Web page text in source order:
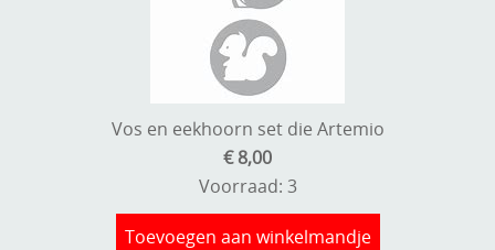
Vos en eekhoorn set die Artemio
€ 8,00
Voorraad: 3
Toevoegen aan winkelmandje